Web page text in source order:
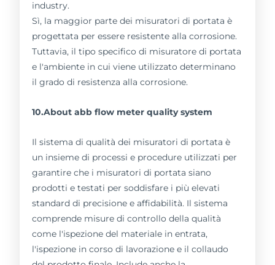
industry.
Sì, la maggior parte dei misuratori di portata è
progettata per essere resistente alla corrosione.
Tuttavia, il tipo specifico di misuratore di portata
e l'ambiente in cui viene utilizzato determinano
il grado di resistenza alla corrosione.
10.About abb flow meter quality system
Il sistema di qualità dei misuratori di portata è
un insieme di processi e procedure utilizzati per
garantire che i misuratori di portata siano
prodotti e testati per soddisfare i più elevati
standard di precisione e affidabilità. Il sistema
comprende misure di controllo della qualità
come l'ispezione del materiale in entrata,
l'ispezione in corso di lavorazione e il collaudo